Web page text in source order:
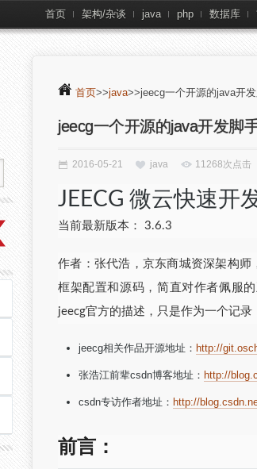
首页 架构/杂谈 java php 数据库
首页>>java>>jeecg一个开源的java开
jeecg一个开源的java开发脚
2016-05-21 java 11268次点击
JEECG 微云快速开
当前最新版本： 3.6.3
作者：张代浩，京东商城资深架构师
框架配置和源码，简直对作者佩服
jeecg官方的描述，只是作为一个记录
jeecg相关作品开源地址： http://
张浩江前辈csdn博客地址： http://
csdn专访作者地址： http://
前言：